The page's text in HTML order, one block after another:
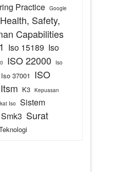
Practice Google
Health, Safety,
Capabilities
Iso 15189 Iso
ISO 22000
Iso
Iso 37001 ISO
Itsm K3 Kepuasan
Iso
Sistem
Smk3 Surat